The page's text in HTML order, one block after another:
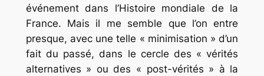
événement dans l’Histoire mondiale de la
France. Mais il me semble que l’on entre
presque, avec une telle « minimisation » d’un
fait du passé, dans le cercle des « vérités
alternatives » ou des « post-vérités » à la